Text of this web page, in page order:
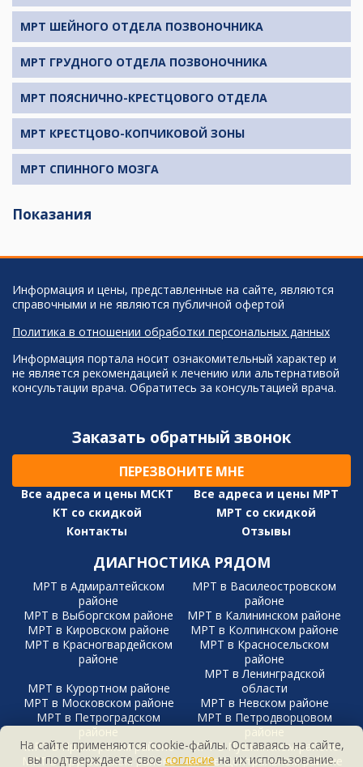
МРТ ШЕЙНОГО ОТДЕЛА ПОЗВОНОЧНИКА
МРТ ГРУДНОГО ОТДЕЛА ПОЗВОНОЧНИКА
МРТ ПОЯСНИЧНО-КРЕСТЦОВОГО ОТДЕЛА
МРТ КРЕСТЦОВО-КОПЧИКОВОЙ ЗОНЫ
МРТ СПИННОГО МОЗГА
Показания
Информация и цены, представленные на сайте, являются
справочными и не являются публичной офертой
Политика в отношении обработки персональных данных
Информация портала носит ознакомительный характер и
не является рекомендацией к лечению или альтернативой
консультации врача. Обратитесь за консультацией врача.
Заказать обратный звонок
ПЕРЕЗВОНИТЕ МНЕ
Все адреса и цены МСКТ
Все адреса и цены МРТ
КТ со скидкой
МРТ со скидкой
Контакты
Отзывы
ДИАГНОСТИКА РЯДОМ
МРТ в Адмиралтейском
районе
МРТ в Василеостровском
районе
МРТ в Выборгском районе
МРТ в Калининском районе
МРТ в Кировском районе
МРТ в Колпинском районе
МРТ в Красногвардейском
районе
МРТ в Красносельском
районе
МРТ в Курортном районе
МРТ в Ленинградской
области
МРТ в Московском районе
МРТ в Невском районе
МРТ в Петроградском
районе
МРТ в Петродворцовом
районе
МРТ в Приморском районе
МРТ в Пушкинском районе
МРТ в Фрунзенском районе
МРТ в Центральном районе
На сайте применяются cookie-файлы. Оставаясь на сайте,
вы подтверждаете своесогласиена их использование.